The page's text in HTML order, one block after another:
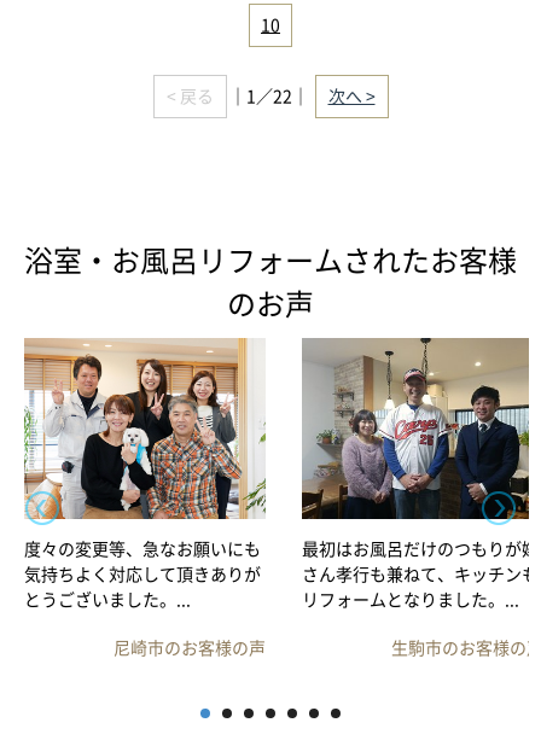
10
< 戻る ｜1／22｜ 次へ >
浴室・お風呂リフォームされたお客様
のお声
度々の変更等、急なお願いにも
気持ちよく対応して頂きありが
とうございました。...
尼崎市のお客様の声
最初はお風呂だけのつもりが嫁
さん孝行も兼ねて、キッチンも
リフォームとなりました。...
生駒市のお客様の